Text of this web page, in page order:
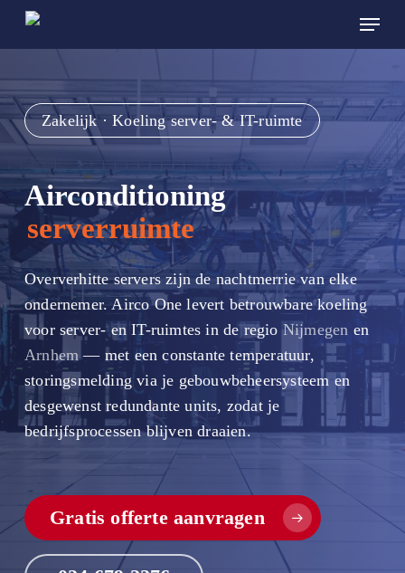
Skip
content
Menu
Zakelijk · Koeling server- & IT-ruimte
Airconditioning
serverruimte
Oververhitte servers zijn de nachtmerrie van elke
ondernemer. Airco One levert betrouwbare koeling
voor server- en IT-ruimtes in de regioNijmegen en
Arnhem— met een constante temperatuur,
storingsmelding via je gebouwbeheersysteem en
desgewenst redundante units, zodat je
bedrijfsprocessen blijven draaien.
Gratis offerte aanvragen